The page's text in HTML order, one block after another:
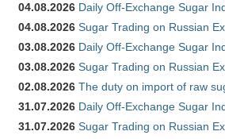
04.08.2026 Daily Off-Exchange Sugar
04.08.2026 Sugar Trading on Russian
03.08.2026 Daily Off-Exchange Sugar
03.08.2026 Sugar Trading on Russian
02.08.2026 The duty on import of raw
31.07.2026 Daily Off-Exchange Sugar
31.07.2026 Sugar Trading on Russian